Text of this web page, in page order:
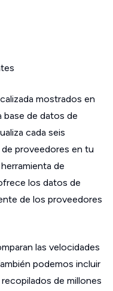
mostrados en
base de datos de
cada seis
de proveedores en tu
de
los datos de
de los proveedores
las velocidades
podemos incluir
de millones